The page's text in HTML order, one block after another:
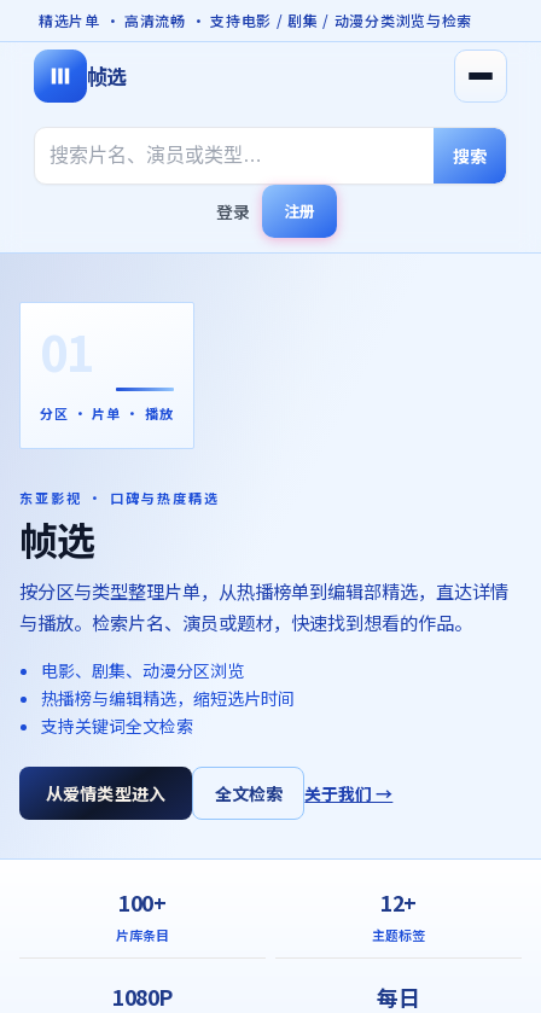
精选片单 · 高清流畅 · 支持电影 / 剧集 / 动漫分类浏览与检索
帧选 打开
搜索
登录 注册
01
分区 · 片单 · 播放
东亚影视 · 口碑与热度精选
帧选
按分区与类型整理片单，从热播榜单到编辑部精选，直达详情
与播放。检索片名、演员或题材，快速找到想看的作品。
电影、剧集、动漫分区浏览
热播榜与编辑精选，缩短选片时间
支持关键词全文检索
从爱情类型进入 全文检索 关于我们 →
100+
片库条目
12+
主题标签
1080P 每日